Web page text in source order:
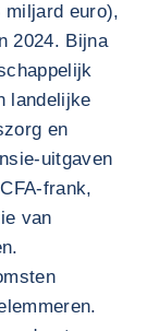
miljard euro),
2024. Bijna
landelijke
en
uitgaven
frank,
van